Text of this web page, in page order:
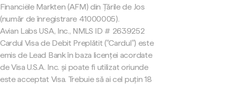
Financiële Markten (AFM) din Țările de Jos
(număr de înregistrare 41000005).
Avian Labs USA, Inc., NMLS ID # 2639252
Cardul Visa de Debit Preplătit ("Cardul") este
emis de Lead Bank în baza licenței acordate
de Visa U.S.A. Inc. și poate fi utilizat oriunde
este acceptat Visa. Trebuie să ai cel puțin 18